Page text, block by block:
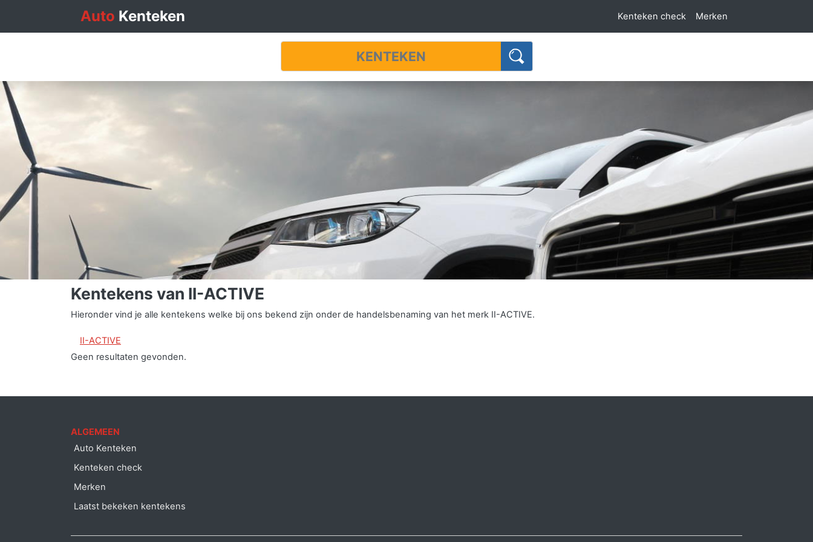
Auto Kenteken Kenteken check Merken
Kentekens van II-ACTIVE
Hieronder vind je alle kentekens welke bij ons bekend zijn onder de handelsbenaming van het merk II-ACTIVE.
II-ACTIVE
Geen resultaten gevonden.
ALGEMEEN
Auto Kenteken
Kenteken check
Merken
Laatst bekeken kentekens